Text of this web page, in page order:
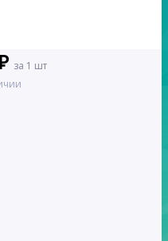
за 1 шт